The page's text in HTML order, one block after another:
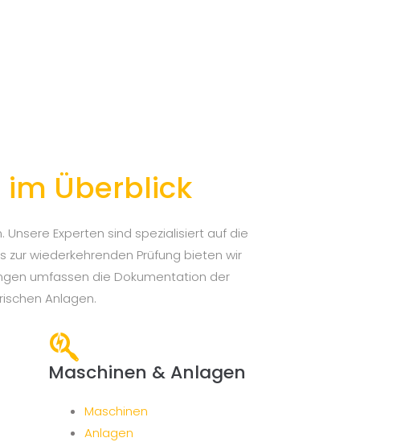
im Überblick
Experten sind spezialisiert auf die
zur wiederkehrenden Prüfung bieten wir
umfassen die Dokumentation der
Anlagen.
Maschinen & Anlagen
Maschinen
Anlagen